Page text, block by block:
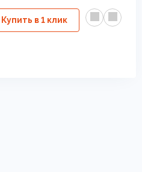
Купить в 1 клик